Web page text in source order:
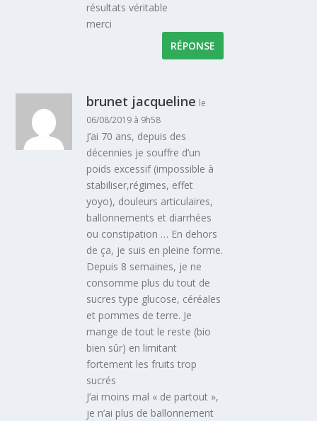
résultats véritable
merci
RÉPONSE
brunet jacqueline le
06/08/2019 à 9h58
J’ai 70 ans, depuis des
décennies je souffre d’un
poids excessif (impossible à
stabiliser,régimes, effet
yoyo), douleurs articulaires,
ballonnements et diarrhées
ou constipation … En dehors
de ça, je suis en pleine forme.
Depuis 8 semaines, je ne
consomme plus du tout de
sucres type glucose, céréales
et pommes de terre. Je
mange de tout le reste (bio
bien sûr) en limitant
fortement les fruits trop
sucrés
J’ai moins mal « de partout »,
je n’ai plus de ballonnement